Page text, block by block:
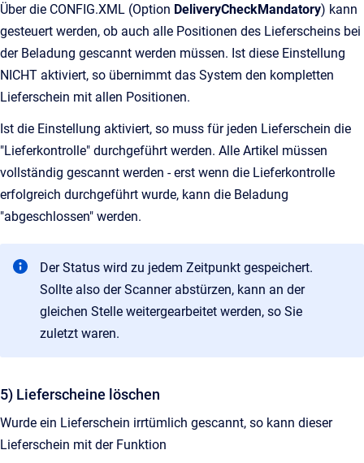
Über die CONFIG.XML (Option DeliveryCheckMandatory) kann
gesteuert werden, ob auch alle Positionen des Lieferscheins bei
der Beladung gescannt werden müssen. Ist diese Einstellung
NICHT aktiviert, so übernimmt das System den kompletten
Lieferschein mit allen Positionen.
Ist die Einstellung aktiviert, so muss für jeden Lieferschein die
"Lieferkontrolle" durchgeführt werden. Alle Artikel müssen
vollständig gescannt werden - erst wenn die Lieferkontrolle
erfolgreich durchgeführt wurde, kann die Beladung
"abgeschlossen" werden.
Der Status wird zu jedem Zeitpunkt gespeichert.
Sollte also der Scanner abstürzen, kann an der
gleichen Stelle weitergearbeitet werden, so Sie
zuletzt waren.
5) Lieferscheine löschen
Wurde ein Lieferschein irrtümlich gescannt, so kann dieser
Lieferschein mit der Funktion